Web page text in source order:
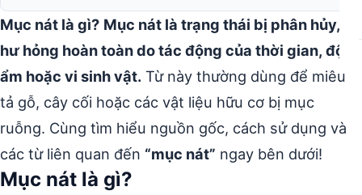
Mục nát là gì? Mục nát là trạng thái bị phân hủy,
hư hỏng hoàn toàn do tác động của thời gian, độ
ẩm hoặc vi sinh vật. Từ này thường dùng để miêu
tả gỗ, cây cối hoặc các vật liệu hữu cơ bị mục
ruỗng. Cùng tìm hiểu nguồn gốc, cách sử dụng và
các từ liên quan đến “mục nát” ngay bên dưới!
Mục nát là gì?